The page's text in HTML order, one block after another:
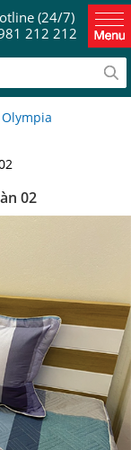
(24/7)
212 212
02